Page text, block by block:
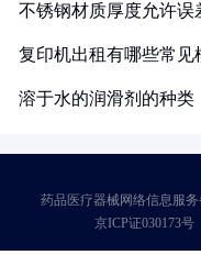
不锈钢材质厚度允许误
复印机出租有哪些常见
溶于水的润滑剂的种类
药品医疗器械网络信息服
京ICP证030173号